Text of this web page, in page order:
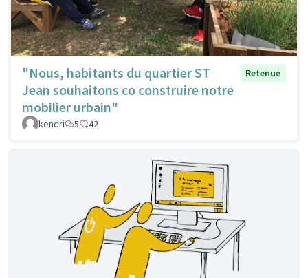
"Nous, habitants du quartier ST
Jean souhaitons co construire notre
mobilier urbain"
Retenue
kendri 5 42